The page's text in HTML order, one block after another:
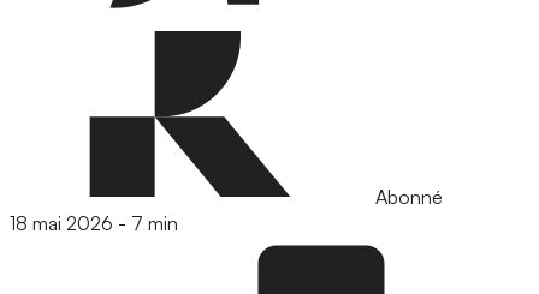
Abonné
18 mai 2026 - 7 min